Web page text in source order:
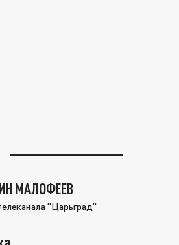
МАЛОФЕЕВ
"Царьград"